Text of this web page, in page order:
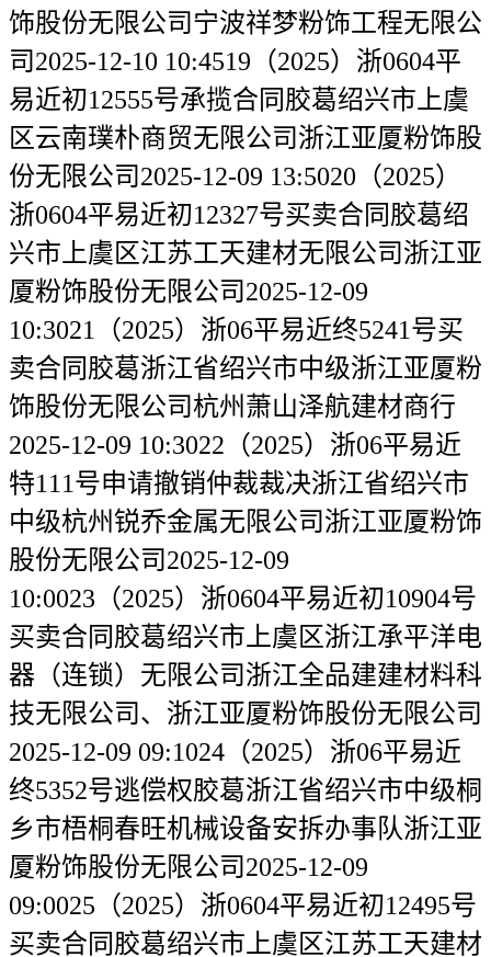
饰股份无限公司宁波祥梦粉饰工程无限公
司2025-12-10 10:4519（2025）浙0604平
易近初12555号承揽合同胶葛绍兴市上虞
区云南璞朴商贸无限公司浙江亚厦粉饰股
份无限公司2025-12-09 13:5020（2025）
浙0604平易近初12327号买卖合同胶葛绍
兴市上虞区江苏工天建材无限公司浙江亚
厦粉饰股份无限公司2025-12-09
10:3021（2025）浙06平易近终5241号买
卖合同胶葛浙江省绍兴市中级浙江亚厦粉
饰股份无限公司杭州萧山泽航建材商行
2025-12-09 10:3022（2025）浙06平易近
特111号申请撤销仲裁裁决浙江省绍兴市
中级杭州锐乔金属无限公司浙江亚厦粉饰
股份无限公司2025-12-09
10:0023（2025）浙0604平易近初10904号
买卖合同胶葛绍兴市上虞区浙江承平洋电
器（连锁）无限公司浙江全品建建材料科
技无限公司、浙江亚厦粉饰股份无限公司
2025-12-09 09:1024（2025）浙06平易近
终5352号逃偿权胶葛浙江省绍兴市中级桐
乡市梧桐春旺机械设备安拆办事队浙江亚
厦粉饰股份无限公司2025-12-09
09:0025（2025）浙0604平易近初12495号
买卖合同胶葛绍兴市上虞区江苏工天建材